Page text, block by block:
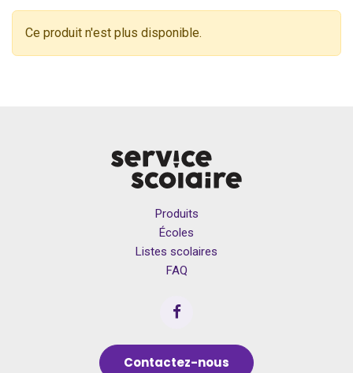
Ce produit n'est plus disponible.
Produits
Écoles
Listes scolaires
FAQ
Contactez-nous